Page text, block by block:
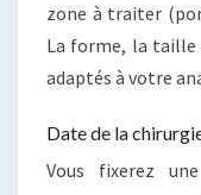
zone à traiter
La forme, la
adaptés à votre
Date de la
Vous fixerez